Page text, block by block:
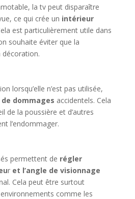
la tv peut disparaître
ce qui crée un intérieur
est particulièrement utile dans
souhaite éviter que la
décoration.
lorsqu’elle n’est pas utilisée,
dommages accidentels. Cela
de la poussière et d’autres
l’endommager.
permettent de régler
ret l’angle de visionnage
Cela peut être surtout
comme les